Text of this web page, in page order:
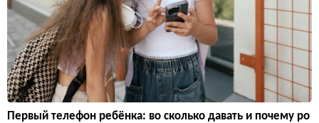
Первый телефон ребёнка: во сколько давать и почему ро